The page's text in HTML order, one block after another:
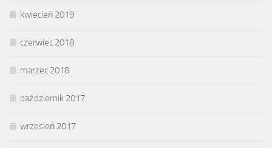
kwiecień 2019
czerwiec 2018
marzec 2018
październik 2017
wrzesień 2017